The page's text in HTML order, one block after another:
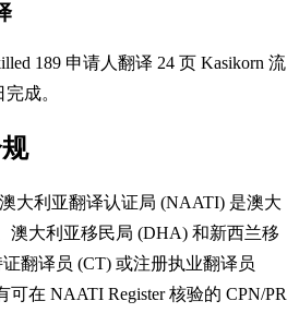
189 申请人翻译 24 页 Kasikorn 流
成。
大利亚翻译认证局 (NAATI) 是澳大
澳大利亚移民局 (DHA) 和新西兰移
翻译员 (CT) 或注册执业翻译员
在 NAATI Register 核验的 CPN/PR